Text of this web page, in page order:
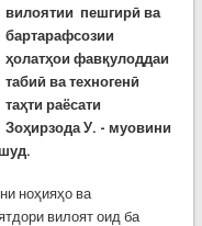
вилоятии пешгирӣ ва
бартарафсозии
ҳолатҳои фавқулоддаи
табиӣ ва техногенӣ
таҳти раёсати
Зоҳирзода У. - муовини
шуд.
ноҳияҳо ва
вилоят оид ба